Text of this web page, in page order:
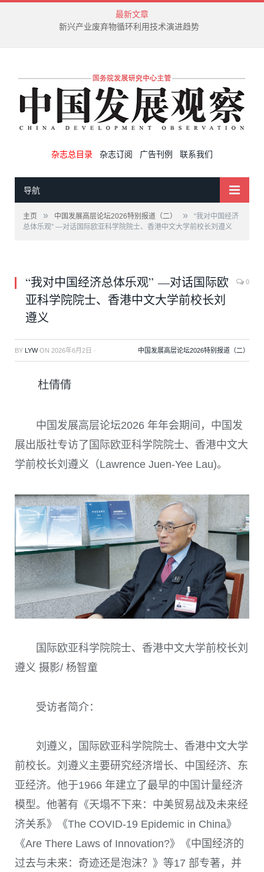
最新文章
新兴产业废弃物循环利用技术演进趋势
杂志总目录 杂志订阅 广告刊例 联系我们
导航
主页 » 中国发展高层论坛2026特别报道（二） »
“我对中国经济
总体乐观” —对话国际欧亚科学院院士、香港中文大学前校长刘遵义
“我对中国经济总体乐观” —对话国际欧
亚科学院院士、香港中文大学前校长刘
遵义
0
BY LYWON 2026年6月2日 · 中国发展高层论坛2026特别报道（二）
杜倩倩
中国发展高层论坛2026 年年会期间，中国发
展出版社专访了国际欧亚科学院院士、香港中文大
学前校长刘遵义（Lawrence Juen-Yee Lau)。
国际欧亚科学院院士、香港中文大学前校长刘
遵义 摄影/ 杨智童
受访者简介：
刘遵义，国际欧亚科学院院士、香港中文大学
前校长。刘遵义主要研究经济增长、中国经济、东
亚经济。他于1966 年建立了最早的中国计量经济
模型。他著有《天塌不下来：中美贸易战及未来经
济关系》《The COVID-19 Epidemic in China》
《Are There Laws of Innovation?》《中国经济的
过去与未来：奇迹还是泡沫？》等17 部专著，并